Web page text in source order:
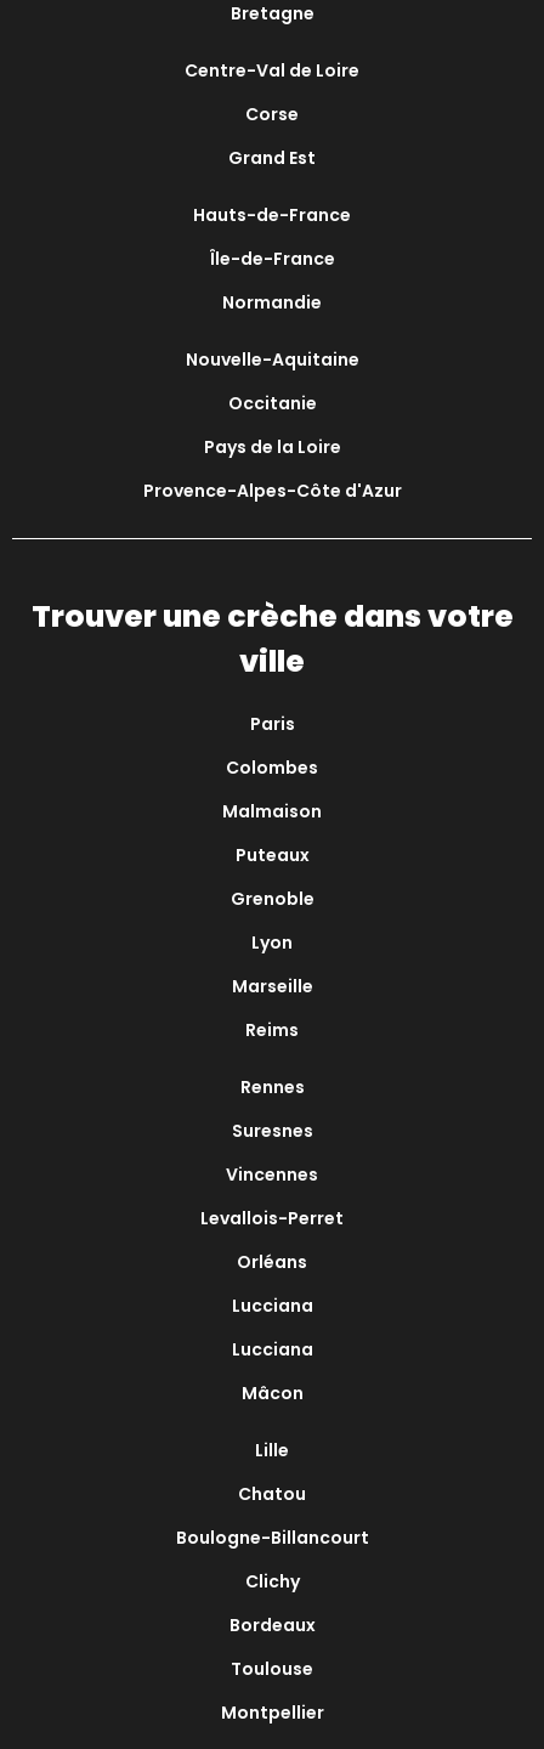
Bretagne
Centre-Val de Loire
Corse
Grand Est
Hauts-de-France
Île-de-France
Normandie
Nouvelle-Aquitaine
Occitanie
Pays de la Loire
Provence-Alpes-Côte d'Azur
Trouver une crèche dans votre
ville
Paris
Colombes
Malmaison
Puteaux
Grenoble
Lyon
Marseille
Reims
Rennes
Suresnes
Vincennes
Levallois-Perret
Orléans
Lucciana
Lucciana
Mâcon
Lille
Chatou
Boulogne-Billancourt
Clichy
Bordeaux
Toulouse
Montpellier